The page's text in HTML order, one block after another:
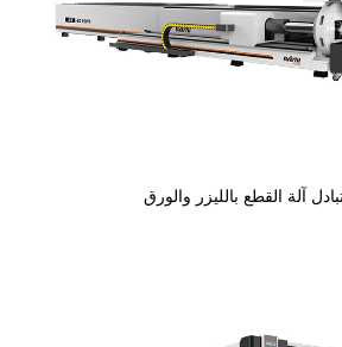
آلة القطع بالليزر والورق